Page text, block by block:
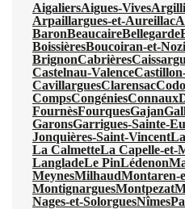
AigaliersAigues-Vives
Arpaillargues-et-Aureillac
BaronBeaucaireBellegarde
BoissièresBoucoiran-et-
BrignonCabrières
Castelnau-Valence
CavillarguesClarensac
CompsCongéniesConnaux
FournèsFourquesGajan
GaronsGarrigues-Sainte-
Jonquières-Saint-Vincent
La CalmetteLa Capelle-et-
LangladeLe PinLédenon
MeynesMilhaudMontaren-
MontignarguesMontpezat
Nages-et-SolorguesNîmes